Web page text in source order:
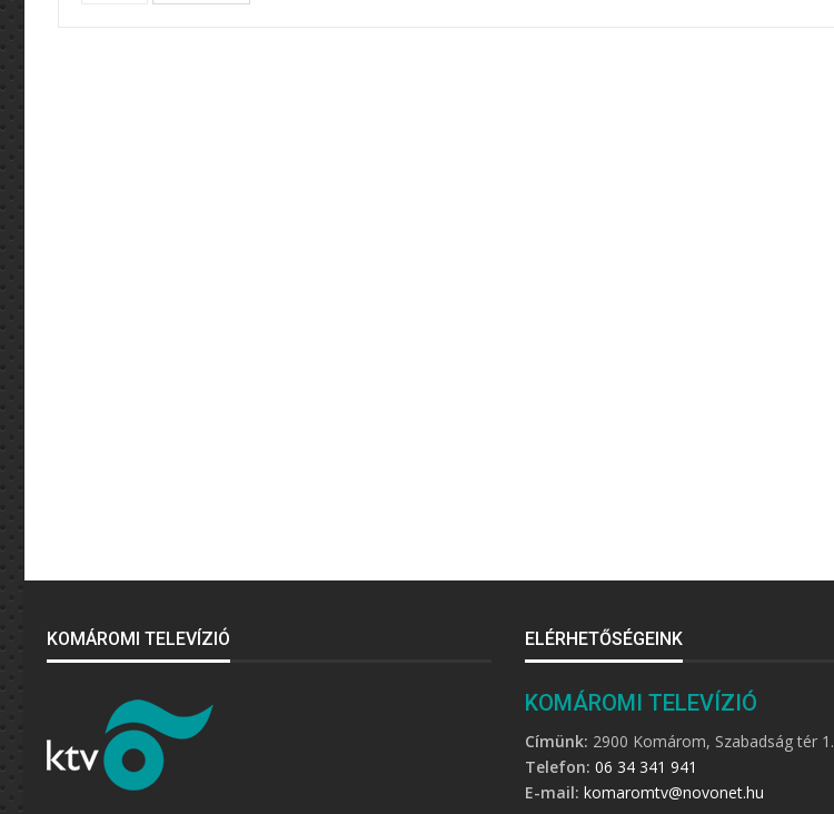
KOMÁROMI TELEVÍZIÓ ELÉRHETŐSÉGEINK
KOMÁROMI TELEVÍZIÓ
Címünk: 2900 Komárom, Szabadság tér 1.
Telefon: 06 34 341 941
E-mail: komaromtv@novonet.hu